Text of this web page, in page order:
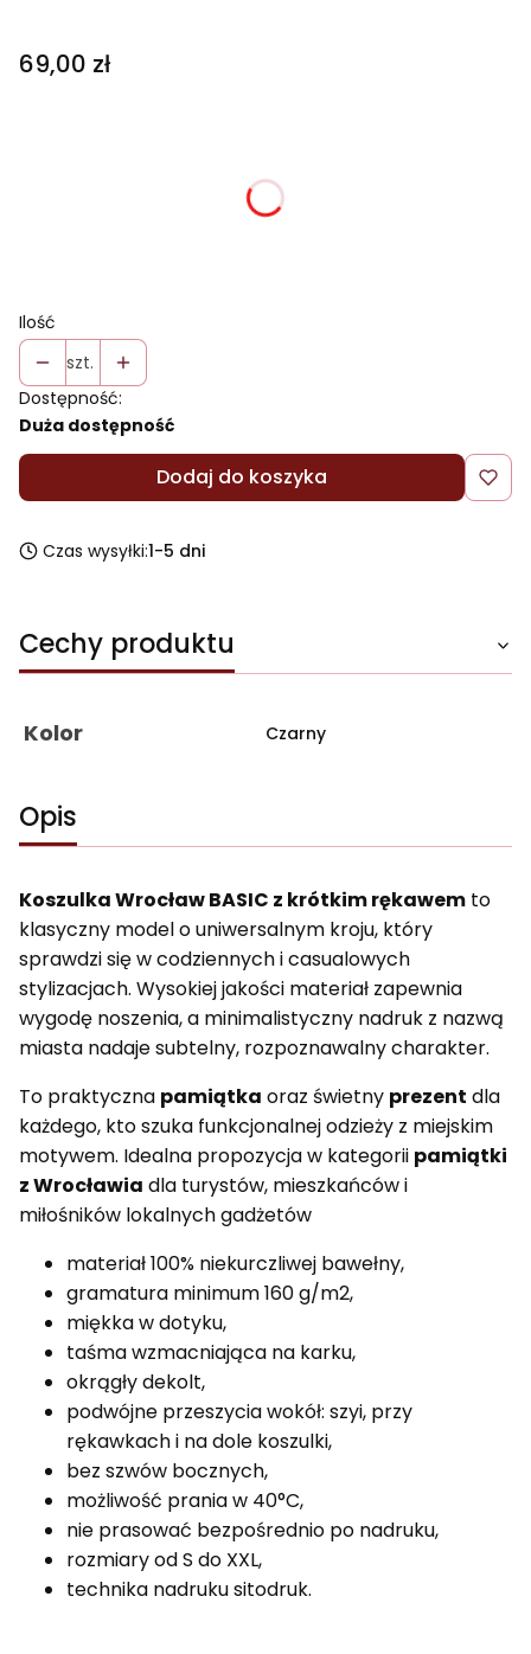
Cena
69,00 zł
Ilość
szt.
Dostępność:
Duża dostępność
Dodaj do koszyka
Czas wysyłki:1-5 dni
Cechy produktu
Kolor Czarny
Opis
Koszulka Wrocław BASIC z krótkim rękawem to
klasyczny model o uniwersalnym kroju, który
sprawdzi się w codziennych i casualowych
stylizacjach. Wysokiej jakości materiał zapewnia
wygodę noszenia, a minimalistyczny nadruk z nazwą
miasta nadaje subtelny, rozpoznawalny charakter.
To praktyczna pamiątka oraz świetny prezent dla
każdego, kto szuka funkcjonalnej odzieży z miejskim
motywem. Idealna propozycja w kategorii pamiątki
z Wrocławia dla turystów, mieszkańców i
miłośników lokalnych gadżetów
materiał 100% niekurczliwej bawełny,
gramatura minimum 160 g/m2,
miękka w dotyku,
taśma wzmacniająca na karku,
okrągły dekolt,
podwójne przeszycia wokół: szyi, przy
rękawkach i na dole koszulki,
bez szwów bocznych,
możliwość prania w 40°C,
nie prasować bezpośrednio po nadruku,
rozmiary od S do XXL,
technika nadruku sitodruk.